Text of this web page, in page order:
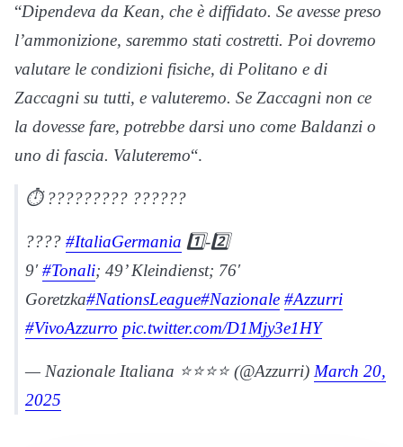
“Dipendeva da Kean, che è diffidato. Se avesse preso
l’ammonizione, saremmo stati costretti. Poi dovremo
valutare le condizioni fisiche, di Politano e di
Zaccagni su tutti, e valuteremo. Se Zaccagni non ce
la dovesse fare, potrebbe darsi uno come Baldanzi o
uno di fascia. Valuteremo“.
⏱️ ????????? ??????
???? #ItaliaGermania 1️⃣-2️⃣
9′#Tonali; 49’ Kleindienst; 76′
Goretzka#NationsLeague#Nazionale #Azzurri
#VivoAzzurro pic.twitter.com/D1Mjy3e1HY
— Nazionale Italiana ⭐️⭐️⭐️⭐️ (@Azzurri) March 20,
2025